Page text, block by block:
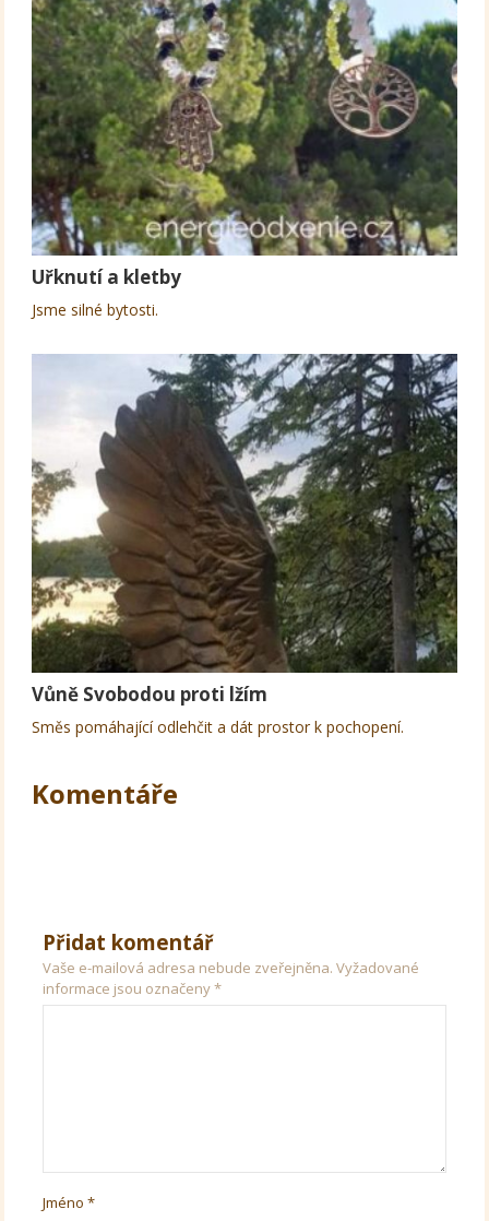
Uřknutí a kletby
Jsme silné bytosti.
Vůně Svobodou proti lžím
Směs pomáhající odlehčit a dát prostor k pochopení.
Komentáře
Přidat komentář
Vaše e-mailová adresa nebude zveřejněna. Vyžadované
informace jsou označeny*
Jméno*